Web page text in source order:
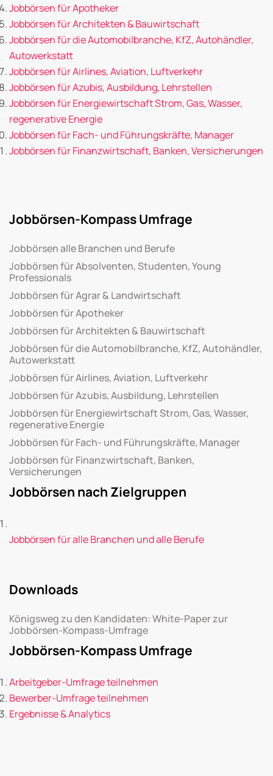
Jobbörsen für Apotheker
Jobbörsen für Architekten & Bauwirtschaft
Jobbörsen für die Automobilbranche, KfZ, Autohändler,
Autowerkstatt
Jobbörsen für Airlines, Aviation, Luftverkehr
Jobbörsen für Azubis, Ausbildung, Lehrstellen
Jobbörsen für Energiewirtschaft Strom, Gas, Wasser,
regenerative Energie
Jobbörsen für Fach- und Führungskräfte, Manager
Jobbörsen für Finanzwirtschaft, Banken, Versicherungen
Jobbörsen-Kompass Umfrage
Jobbörsen alle Branchen und Berufe
Jobbörsen für Absolventen, Studenten, Young
Professionals
Jobbörsen für Agrar & Landwirtschaft
Jobbörsen für Apotheker
Jobbörsen für Architekten & Bauwirtschaft
Jobbörsen für die Automobilbranche, KfZ, Autohändler,
Autowerkstatt
Jobbörsen für Airlines, Aviation, Luftverkehr
Jobbörsen für Azubis, Ausbildung, Lehrstellen
Jobbörsen für Energiewirtschaft Strom, Gas, Wasser,
regenerative Energie
Jobbörsen für Fach- und Führungskräfte, Manager
Jobbörsen für Finanzwirtschaft, Banken,
Versicherungen
Jobbörsen nach Zielgruppen
Jobbörsen für alle Branchen und alle Berufe
Downloads
Königsweg zu den Kandidaten: White-Paper zur
Jobbörsen-Kompass-Umfrage
Jobbörsen-Kompass Umfrage
Arbeitgeber-Umfrage teilnehmen
Bewerber-Umfrage teilnehmen
Ergebnisse & Analytics